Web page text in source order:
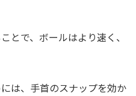
とで、ボールはより速く、
は、手首のスナップを効か